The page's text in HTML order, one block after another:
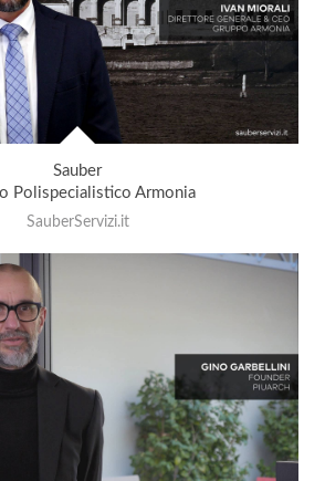
Sauber
Polispecialistico Armonia
SauberServizi.it